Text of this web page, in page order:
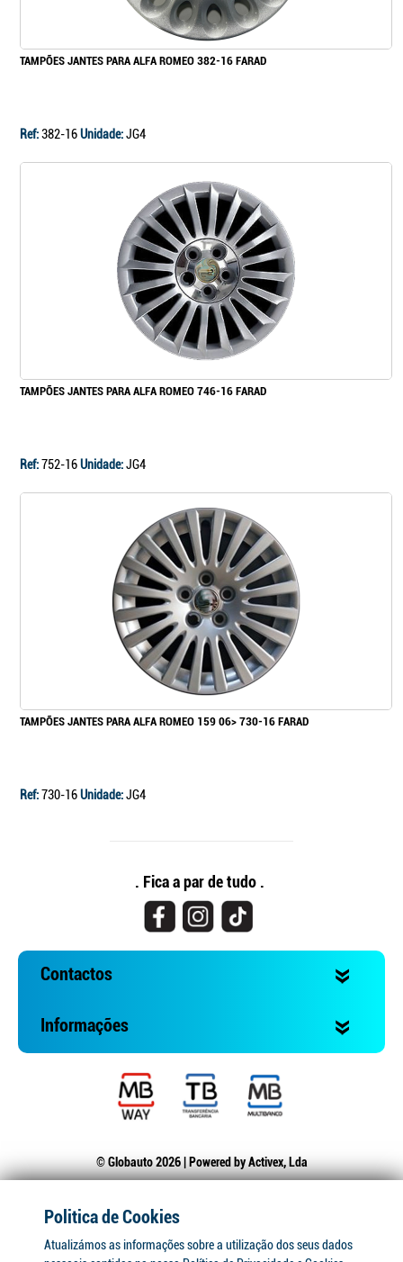
TAMPÕES JANTES PARA ALFA ROMEO 382-16 FARAD
Ref:382-16Unidade:JG4
TAMPÕES JANTES PARA ALFA ROMEO 746-16 FARAD
Ref:752-16Unidade:JG4
TAMPÕES JANTES PARA ALFA ROMEO 159 06> 730-16 FARAD
Ref:730-16Unidade:JG4
. Fica a par de tudo .
Contactos
Informações
© Globauto 2026 | Powered byActivex, Lda
Politica de Cookies
Atualizámos as informações sobre a utilização dos seus dados